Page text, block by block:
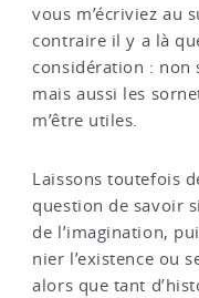
vous m’écriviez au
contraire il y a là
considération : non
mais aussi les
m’être utiles.
Laissons toutefois
question de savoir
de l’imagination,
nier l’existence ou
alors que tant